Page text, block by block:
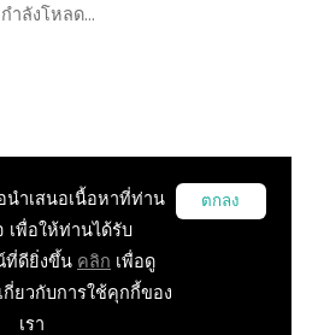
กำลังโหลด...
นำเสนอเนื้อหาที่ท่าน
เพื่อให้ท่านได้รับ
ที่ดียิ่งขึ้น คลิก เพื่อดู
ยวกับการใช้คุกกี้ของ
เรา
ตกลง